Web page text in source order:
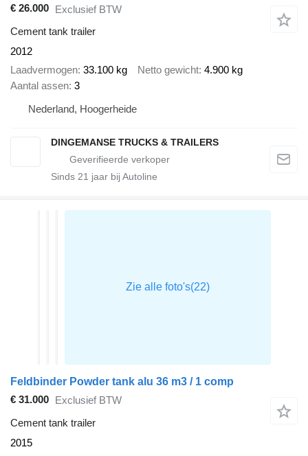
€ 26.000 Exclusief BTW
Cement tank trailer
2012
Laadvermogen 33.100 kg Netto gewicht 4.900 kg
Aantal assen 3
Nederland, Hoogerheide
DINGEMANSE TRUCKS & TRAILERS
Sinds 21 jaar bij Autoline
Feldbinder Powder tank alu 36 m3 / 1 comp
€ 31.000 Exclusief BTW
Cement tank trailer
2015